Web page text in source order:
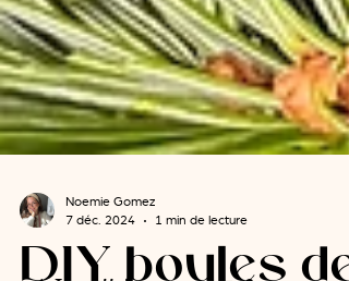
Noemie Gomez
1 min de lecture